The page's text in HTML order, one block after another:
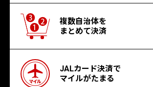
複数自治体を
まとめて決済
JALカード決済で
マイルがたまる